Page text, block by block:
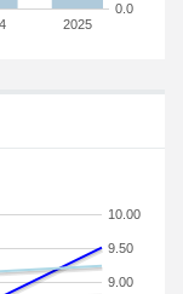
2025
0.0
9.00
9.50
10.00